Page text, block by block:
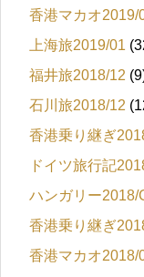
香港マカオ2019/
上海旅2019/01
福井旅2018/12
石川旅2018/12
香港乗り継ぎ
ドイツ旅行記
ハンガリー2018/
香港乗り継ぎ
香港マカオ2018/